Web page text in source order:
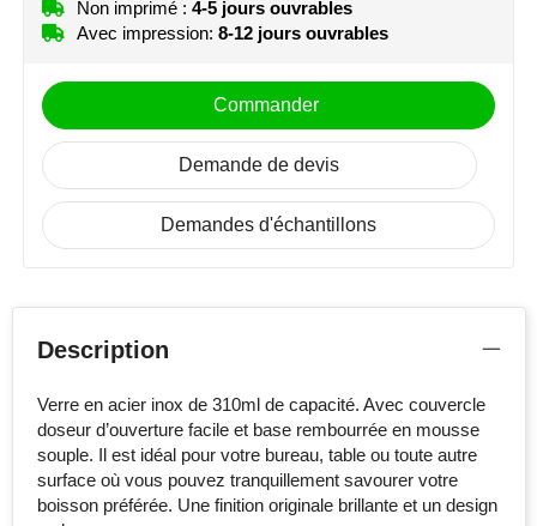
Non imprimé : 4-5 jours ouvrables
Avec impression: 8-12 jours ouvrables
Commander
Demande de devis
Demandes d'échantillons
Description
Verre en acier inox de 310ml de capacité. Avec couvercle
doseur d’ouverture facile et base rembourrée en mousse
souple. Il est idéal pour votre bureau, table ou toute autre
surface où vous pouvez tranquillement savourer votre
boisson préférée. Une finition originale brillante et un design